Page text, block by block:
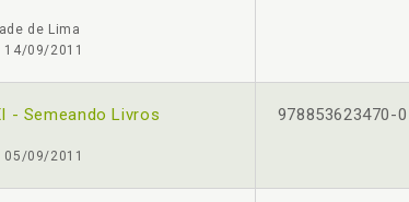
de Lima
14/09/2011
- Semeando Livros
05/09/2011
978853623470-0